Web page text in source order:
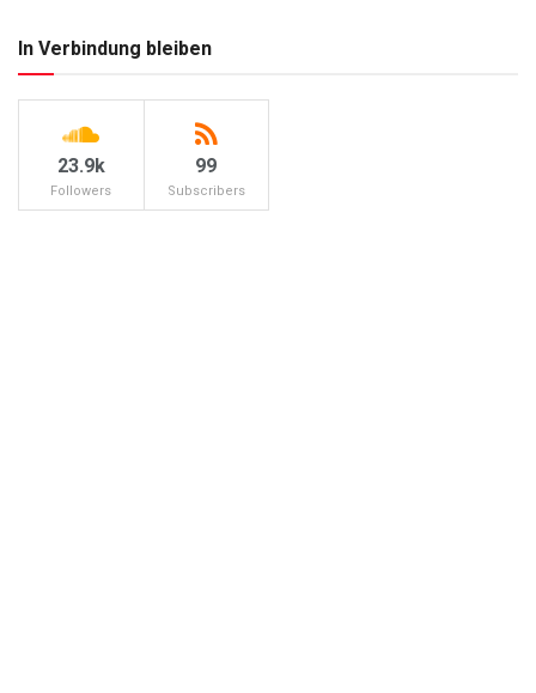
In Verbindung bleiben
23.9k
Followers
99
Subscribers